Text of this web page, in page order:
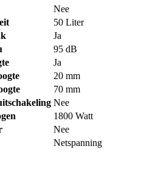
Nee
50 Liter
Ja
95 dB
Ja
20 mm
70 mm
Nee
1800 Watt
Nee
Netspanning